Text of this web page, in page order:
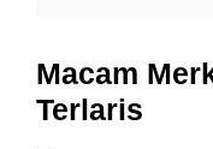
Macam
Terlaris